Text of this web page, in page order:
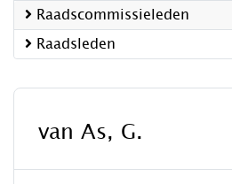
Raadscommissieleden
Raadsleden
van As, G.